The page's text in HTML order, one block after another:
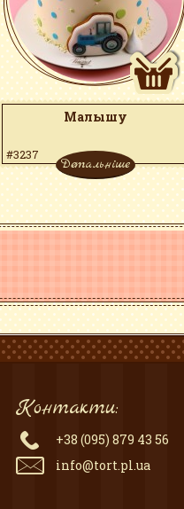
Малышу
#3237
Детальніше
Контакти:
+38 (095) 879 43 56
info@tort.pl.ua